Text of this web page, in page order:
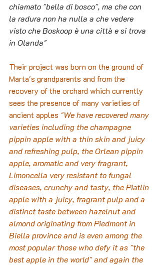
chiamato "bella di bosco", ma che con
la radura non ha nulla a che vedere
visto che Boskoop è una città e si trova
in Olanda"
Their project was born on the ground of
Marta's grandparents and from the
recovery of the orchard which currently
sees the presence of many varieties of
ancient apples "We have recovered many
varieties including the champagne
pippin apple with a thin skin and juicy
and refreshing pulp, the Orlean pippin
apple, aromatic and very fragrant,
Limoncella very resistant to fungal
diseases, crunchy and tasty, the Piatlin
apple with a juicy, fragrant pulp and a
distinct taste between hazelnut and
almond originating from Piedmont in
Biella province and is even among the
most popular those who defy it as "the
best apple in the world" and again the